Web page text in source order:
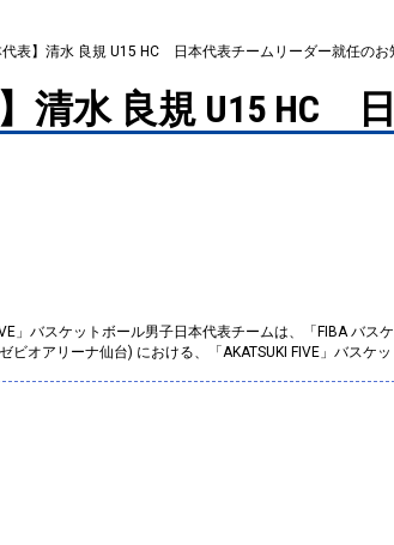
代表】清水 良規 U15 HC 日本代表チームリーダー就任のお
】清水 良規 U15 HC
」バスケットボール男子日本代表チームは、「FIBA バ
ビオアリーナ仙台) における、「AKATSUKI FIVE」バス